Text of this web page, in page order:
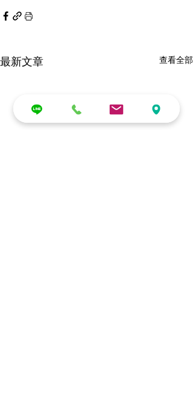
最新文章 查看全部